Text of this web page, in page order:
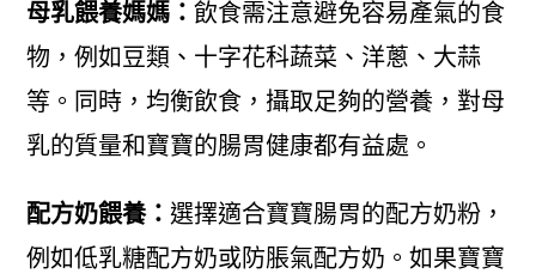
母乳餵養媽媽： 飲食需注意避免容易產氣的食
物，例如豆類、十字花科蔬菜、洋蔥、大蒜
等。同時，均衡飲食，攝取足夠的營養，對母
乳的質量和寶寶的腸胃健康都有益處。
配方奶餵養： 選擇適合寶寶腸胃的配方奶粉，
例如低乳糖配方奶或防脹氣配方奶。如果寶寶